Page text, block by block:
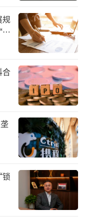
体上市公司的业
片公司。对于公
片公司均提到
出现恢复性增
半导体行业正在
中晶科技，业绩
年上半年实现
元，同比扭亏为
善。
规
合